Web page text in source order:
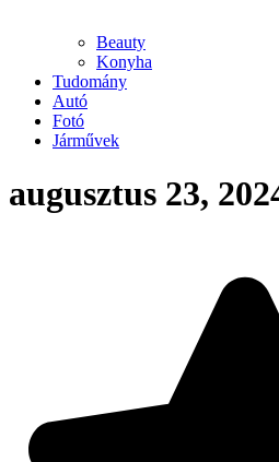
Beauty
Konyha
Tudomány
Autó
Fotó
Járművek
augusztus 23,